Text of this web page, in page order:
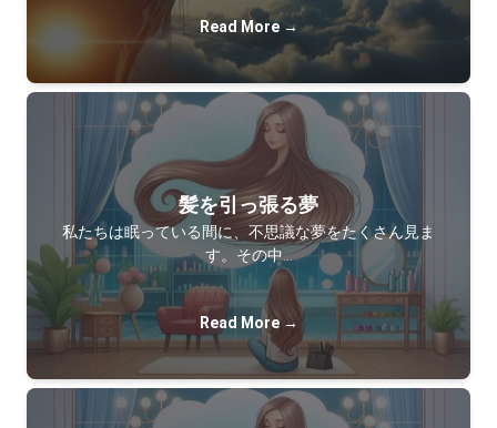
Read More →
髪を引っ張る夢
私たちは眠っている間に、不思議な夢をたくさん見ま
す。その中…
Read More →